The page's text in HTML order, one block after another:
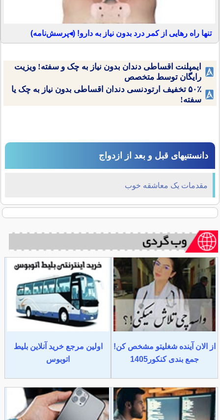
تنها راه رهایی از کمر درد بدون نیاز به دارو! (◂پرسش‌نامه)
ایمپلنت اقساطی دندان بدون نیاز به چک و سفته! ویزیت
رایگان توسط متخصص
۵۰٪ تخفیف ارتودنسی دندان اقساطی بدون نیاز به چک یا
سفته!
دانستنیهای قبل و بعد از ازدواج
مقدمات یک معاشقه خوب
از الان آینده شغلیتو مشخص کن!
جمع بندی کنکور1405
اولین مرجع خرید آنلاین بلیط
اتوبوس